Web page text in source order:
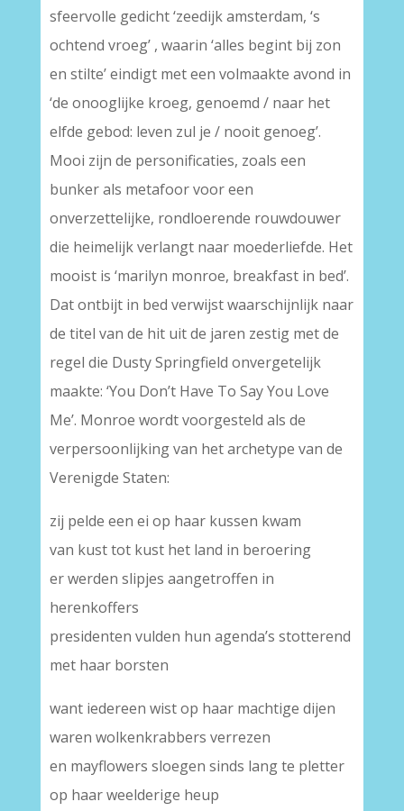
sfeervolle gedicht ‘zeedijk amsterdam, ‘s
ochtend vroeg’ , waarin ‘alles begint bij zon
en stilte’ eindigt met een volmaakte avond in
‘de onooglijke kroeg, genoemd / naar het
elfde gebod: leven zul je / nooit genoeg’.
Mooi zijn de personificaties, zoals een
bunker als metafoor voor een
onverzettelijke, rondloerende rouwdouwer
die heimelijk verlangt naar moederliefde. Het
mooist is ‘marilyn monroe, breakfast in bed’.
Dat ontbijt in bed verwijst waarschijnlijk naar
de titel van de hit uit de jaren zestig met de
regel die Dusty Springfield onvergetelijk
maakte: ‘You Don’t Have To Say You Love
Me’. Monroe wordt voorgesteld als de
verpersoonlijking van het archetype van de
Verenigde Staten:
zij pelde een ei op haar kussen kwam
van kust tot kust het land in beroering
er werden slipjes aangetroffen in
herenkoffers
presidenten vulden hun agenda’s stotterend
met haar borsten
want iedereen wist op haar machtige dijen
waren wolkenkrabbers verrezen
en mayflowers sloegen sinds lang te pletter
op haar weelderige heup